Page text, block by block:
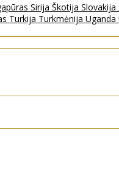
Sirija Škotija Slovakija
Turkija Turkmėnija Uganda